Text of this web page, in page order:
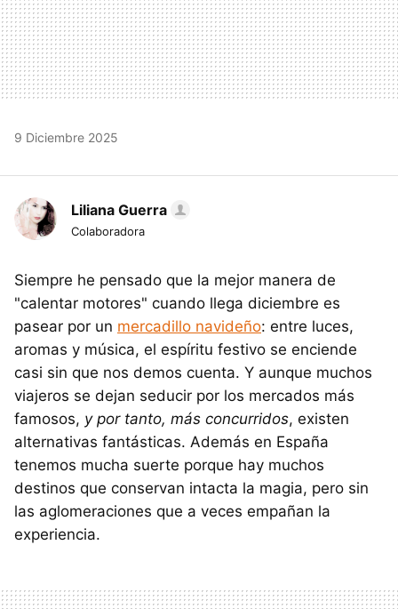
9 Diciembre 2025
Liliana Guerra
Colaboradora
Siempre he pensado que la mejor manera de
"calentar motores" cuando llega diciembre es
pasear por un mercadillo navideño: entre luces,
aromas y música, el espíritu festivo se enciende
casi sin que nos demos cuenta. Y aunque muchos
viajeros se dejan seducir por los mercados más
famosos, y por tanto, más concurridos, existen
alternativas fantásticas. Además en España
tenemos mucha suerte porque hay muchos
destinos que conservan intacta la magia, pero sin
las aglomeraciones que a veces empañan la
experiencia.